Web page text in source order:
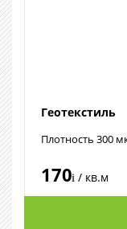
Геотекстиль
Плотность 300
170i / кв.м